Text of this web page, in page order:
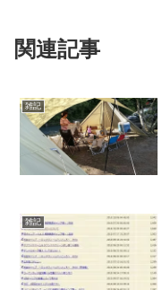
関連記事
雑記
雑記